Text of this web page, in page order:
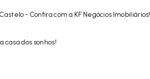
- Confira com a KF Negócios Imobiliários!
casa dos sonhos!